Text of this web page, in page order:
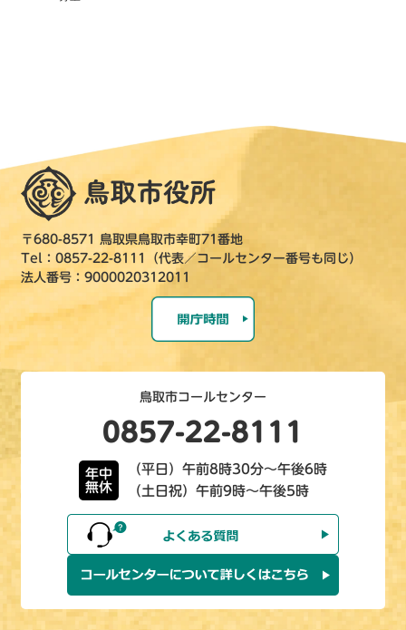
〒680-8571 鳥取県鳥取市幸町71番地
Tel：0857-22-8111（代表／コールセンター番号も同じ）
法人番号：9000020312011
鳥取市コールセンター
0857-22-8111
年中
無休
（平日）午前8時30分～午後6時
（土日祝）午前9時～午後5時